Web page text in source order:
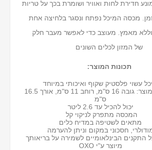
חדירת לחות ואוויר ושומרת בכך על טריות
זמן. מכסה המיכל נפתח ונסגר בלחיצה אחת
מאמץ. מעוצב כדי לאפשר מעבר חלק
של המזון לכלים השונים
תכונות המוצר:
עשוי פלסטיק שקוף ואיכותי במיוחד
מידות המוצר: גובה 16 ס"מ, רוחב 11 ס"מ, אורך 16.5
ס"מ
יכול להכיל עד 2.6 ליטר
המכסה מתפרק לניקוי קל
מתאים לשטיפה במדיח כלים
חסכוני במקום וניתן להערמה
התקנים הבינלאומיים לשמירה על בריאותך
מיוצר ע"י OXO